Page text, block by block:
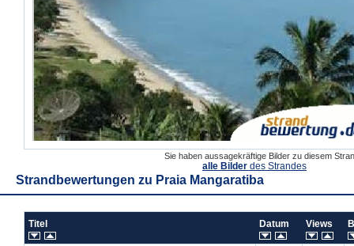
Sie haben aussagekräftige Bilder zu diesem
alle Bilder des Strandes
Strandbewertungen zu Praia Mangaratiba
Titel Datum Views